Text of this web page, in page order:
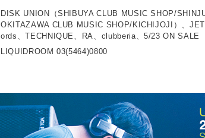
DISK UNION（SHIBUYA CLUB MUSIC SHOP/
OKITAZAWA CLUB MUSIC SHOP/KICHIJOJI）、
ords、TECHNIQUE、RA、clubberia、5/23 ON SALE
LIQUIDROOM 03(5464)0800